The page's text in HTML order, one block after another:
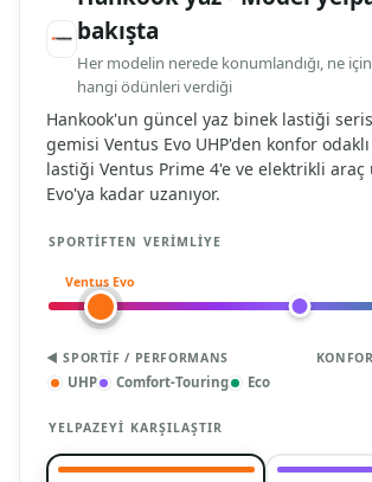
bakışta
Her modelin nerede konumlandığı, ne için
hangi ödünleri verdiği
Hankook'un güncel yaz binek lastiği
gemisi Ventus Evo UHP'den konfor
lastiği Ventus Prime 4'e ve elektrikli araç
Evo'ya kadar uzanıyor.
SPORTIFTEN VERIMLIYE
Ventus Evo
◀ SPORTIF / PERFORMANS
UHP Comfort-Touring Eco
YELPAZEYI KARŞILAŞTIR